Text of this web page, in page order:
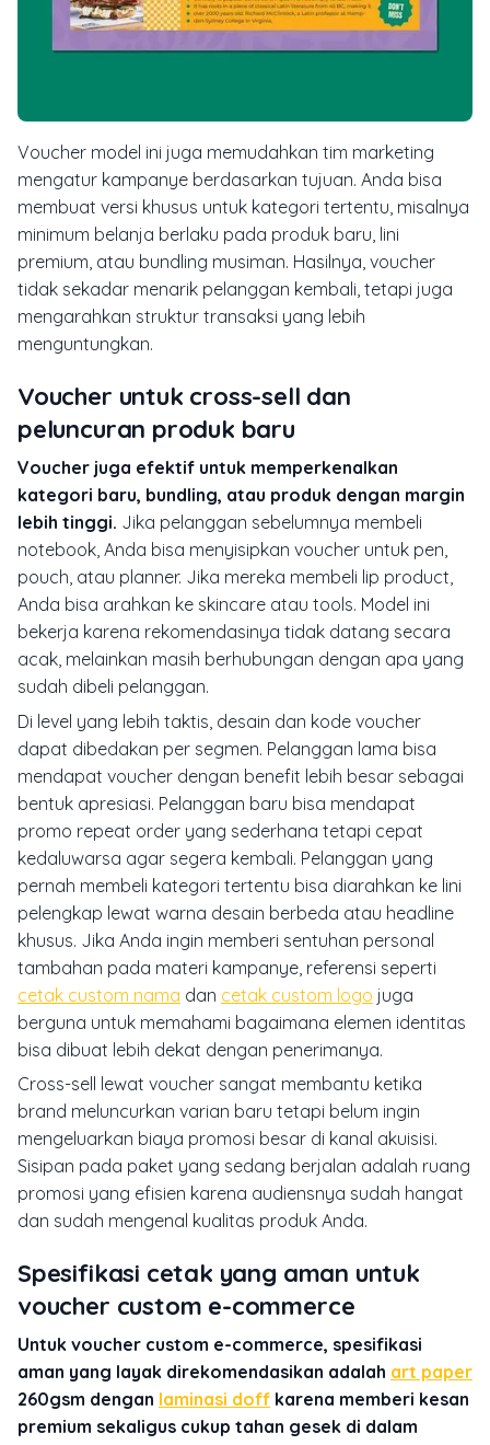
Voucher model ini juga memudahkan tim marketing
mengatur kampanye berdasarkan tujuan. Anda bisa
membuat versi khusus untuk kategori tertentu, misalnya
minimum belanja berlaku pada produk baru, lini
premium, atau bundling musiman. Hasilnya, voucher
tidak sekadar menarik pelanggan kembali, tetapi juga
mengarahkan struktur transaksi yang lebih
menguntungkan.
Voucher untuk cross-sell dan
peluncuran produk baru
Voucher juga efektif untuk memperkenalkan
kategori baru, bundling, atau produk dengan margin
lebih tinggi. Jika pelanggan sebelumnya membeli
notebook, Anda bisa menyisipkan voucher untuk pen,
pouch, atau planner. Jika mereka membeli lip product,
Anda bisa arahkan ke skincare atau tools. Model ini
bekerja karena rekomendasinya tidak datang secara
acak, melainkan masih berhubungan dengan apa yang
sudah dibeli pelanggan.
Di level yang lebih taktis, desain dan kode voucher
dapat dibedakan per segmen. Pelanggan lama bisa
mendapat voucher dengan benefit lebih besar sebagai
bentuk apresiasi. Pelanggan baru bisa mendapat
promo repeat order yang sederhana tetapi cepat
kedaluwarsa agar segera kembali. Pelanggan yang
pernah membeli kategori tertentu bisa diarahkan ke lini
pelengkap lewat warna desain berbeda atau headline
khusus. Jika Anda ingin memberi sentuhan personal
tambahan pada materi kampanye, referensi seperti
cetak custom nama dan cetak custom logo juga
berguna untuk memahami bagaimana elemen identitas
bisa dibuat lebih dekat dengan penerimanya.
Cross-sell lewat voucher sangat membantu ketika
brand meluncurkan varian baru tetapi belum ingin
mengeluarkan biaya promosi besar di kanal akuisisi.
Sisipan pada paket yang sedang berjalan adalah ruang
promosi yang efisien karena audiensnya sudah hangat
dan sudah mengenal kualitas produk Anda.
Spesifikasi cetak yang aman untuk
voucher custom e-commerce
Untuk voucher custom e-commerce, spesifikasi
aman yang layak direkomendasikan adalah art paper
260gsm dengan laminasi doff karena memberi kesan
premium sekaligus cukup tahan gesek di dalam